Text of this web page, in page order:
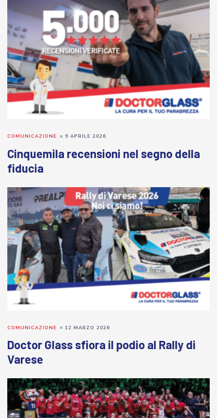
Cinquemila recensioni nel segno della
fiducia
COMUNICAZIONE 9 APRILE 2026
Doctor Glass sfiora il podio al Rally di
Varese
COMUNICAZIONE 12 MARZO 2026